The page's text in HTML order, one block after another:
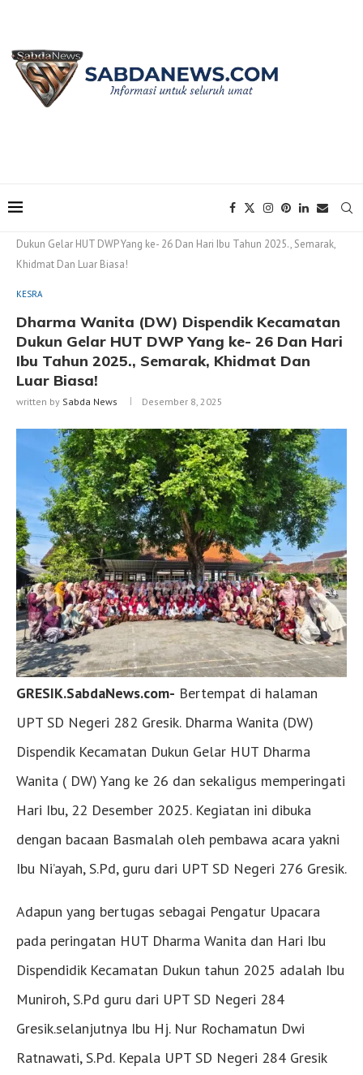
Dukun Gelar HUT DWP Yang ke- 26 Dan Hari Ibu Tahun 2025., Semarak,
Khidmat Dan Luar Biasa!
KESRA
Dharma Wanita (DW) Dispendik Kecamatan
Dukun Gelar HUT DWP Yang ke- 26 Dan Hari
Ibu Tahun 2025., Semarak, Khidmat Dan
Luar Biasa!
written by Sabda News Desember 8, 2025
GRESIK.SabdaNews.com- Bertempat di halaman
UPT SD Negeri 282 Gresik. Dharma Wanita (DW)
Dispendik Kecamatan Dukun Gelar HUT Dharma
Wanita ( DW) Yang ke 26 dan sekaligus memperingati
Hari Ibu, 22 Desember 2025. Kegiatan ini dibuka
dengan bacaan Basmalah oleh pembawa acara yakni
Ibu Ni’ayah, S.Pd, guru dari UPT SD Negeri 276 Gresik.
Adapun yang bertugas sebagai Pengatur Upacara
pada peringatan HUT Dharma Wanita dan Hari Ibu
Dispendidik Kecamatan Dukun tahun 2025 adalah Ibu
Muniroh, S.Pd guru dari UPT SD Negeri 284
Gresik.selanjutnya Ibu Hj. Nur Rochamatun Dwi
Ratnawati, S.Pd. Kepala UPT SD Negeri 284 Gresik